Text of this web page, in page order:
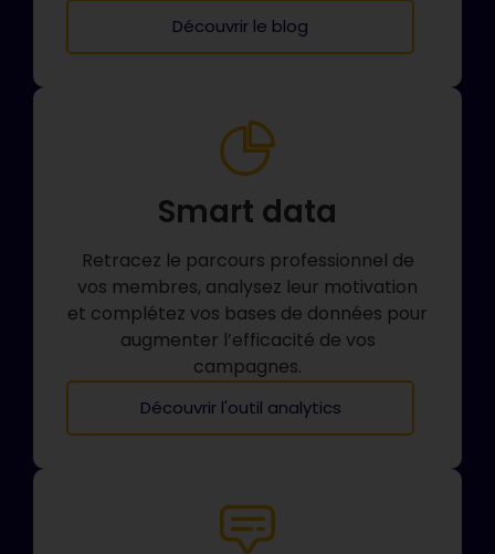
Découvrir le blog
Smart data
Retracez le parcours professionnel de
vos membres, analysez leur motivation
et complétez vos bases de données pour
augmenter l’efficacité de vos
campagnes.
Découvrir l'outil analytics